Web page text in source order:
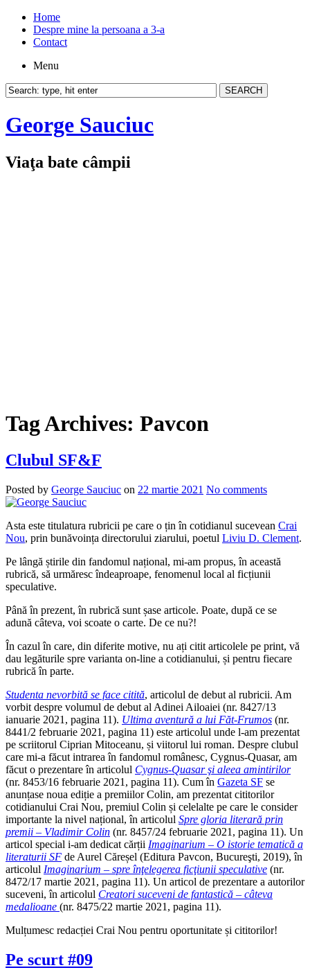
Home
Despre mine la persoana a 3-a
Contact
Menu
George Sauciuc
Viaţa bate câmpii
Tag Archives: Pavcon
Clubul SF&F
Posted by George Sauciuc on 22 martie 2021 No comments
Asta este titulatura rubricii pe care o țin în cotidianul sucevean Crai
Nou, prin bunăvoința directorului ziarului, poetul Liviu D. Clement.
Pe lângă știrile din fandomul național, mi-am propus, în această
rubrică, să urmăresc îndeaproape, fenomenul local al ficțiunii
speculative.
Până în prezent, în rubrică sunt șase articole. Poate, după ce se
adună câteva, voi scoate o carte. De ce nu?!
În cazul în care, din diferite motive, nu ați citit articolele pe print, vă
dau legăturile spre varianta on-line a cotidianului, și pentru fiecare
rubrică în parte.
Studenta nevorbită se face citită, articolul de debut al rubricii. Am
vorbit despre volumul de debut al Adinei Ailoaiei (nr. 8427/13
ianuarie 2021, pagina 11). Ultima aventură a lui Făt-Frumos (nr.
8441/2 februarie 2021, pagina 11) este articolul unde l-am prezentat
pe scriitorul Ciprian Mitoceanu, și viitorul lui roman. Despre clubul
care mi-a făcut intrarea în fandomul românesc, Cygnus-Quasar, am
făcut o prezentare în articolul Cygnus-Quasar şi aleea amintirilor
(nr. 8453/16 februarie 2021, pagina 11). Cum în Gazeta SF se
anunțase noua ediție a premiilor Colin, am prezentat cititorilor
cotidianului Crai Nou, premiul Colin și celelalte pe care le consider
importante la nivel național, în articolul Spre gloria literară prin
premii – Vladimir Colin (nr. 8457/24 februarie 2021, pagina 11). Un
articol special i-am dedicat cărții Imaginarium – O istorie tematică a
literaturii SF de Aurel Căreșel (Editura Pavcon, Bucureşti, 2019), în
articolul Imaginarium – spre înţelegerea ficţiunii speculative (nr.
8472/17 martie 2021, pagina 11). Un articol de prezentare a autorilor
suceveni, în articolul Creatori suceveni de fantastică – câteva
medalioane (nr. 8475/22 martie 2021, pagina 11).
Mulțumesc redacției Crai Nou pentru oportunitate și cititorilor!
Pe scurt #09